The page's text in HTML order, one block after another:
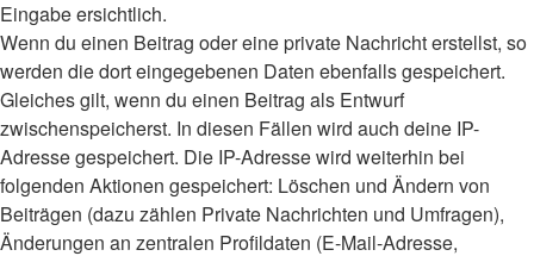
Eingabe ersichtlich.
Wenn du einen Beitrag oder eine private Nachricht erstellst, so
werden die dort eingegebenen Daten ebenfalls gespeichert.
Gleiches gilt, wenn du einen Beitrag als Entwurf
zwischenspeicherst. In diesen Fällen wird auch deine IP-
Adresse gespeichert. Die IP-Adresse wird weiterhin bei
folgenden Aktionen gespeichert: Löschen und Ändern von
Beiträgen (dazu zählen Private Nachrichten und Umfragen),
Änderungen an zentralen Profildaten (E-Mail-Adresse,